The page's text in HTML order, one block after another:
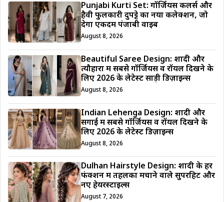
Punjabi Kurti Set: गॉर्जियस कलर्स और
हैवी फुलकारी दुपट्टे का नया कलेक्शन, जो
देगा एकदम पंजाबी वाइब
August 8, 2026
Beautiful Saree Design: शादी और
त्यौहारों में सबसे गॉर्जियस व रॉयल दिखने के
लिए 2026 के लेटेस्ट साड़ी डिज़ाइन्स
August 8, 2026
Indian Lehenga Design: शादी और
सगाई में सबसे गॉर्जियस व रॉयल दिखने के
लिए 2026 के लेटेस्ट डिज़ाइन्स
August 8, 2026
Dulhan Hairstyle Design: शादी के हर
फंक्शन में तहलका मचाने वाले सुपरहिट और
नए हेयरस्टाइल्स
August 7, 2026